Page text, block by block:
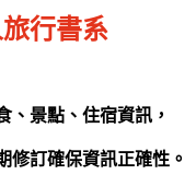
行書系
、景點、住宿資訊，
修訂確保資訊正確性。